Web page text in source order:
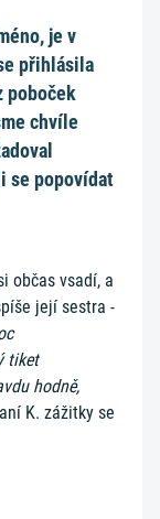
je v
přihlásila
poboček
chvíle
se popovídat
občas vsadí, a
její sestra -
tiket
hodně,
K. zážitky se